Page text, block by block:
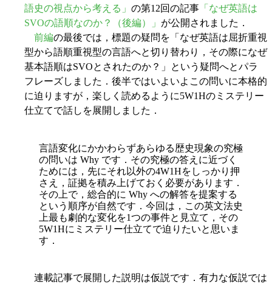
語史の視点から考える」 の第12回の記事 「なぜ英語は
SVOの語順なのか？（後編）」 が公開されました．
前編の最後では，標題の疑問を「なぜ英語は屈折重視
型から語順重視型の言語へと切り替わり，その際になぜ
基本語順はSVOとされたのか？」という疑問へとパラ
フレーズしました．後半ではいよいよこの問いに本格的
に迫りますが，楽しく読めるように5W1Hのミステリー
仕立てで話しを展開しました．
言語変化にかかわらずあらゆる歴史現象の究極
の問いは Why です．その究極の答えに近づく
ためには，先にそれ以外の4W1Hをしっかり押
さえ，証拠を積み上げておく必要があります．
その上で，総合的に Why への解答を提案する
という順序が自然です．今回は，この英文法史
上最も劇的な変化を1つの事件と見立て，その
5W1Hにミステリー仕立てで迫りたいと思いま
す．
連載記事で展開した説明は仮説です．有力な仮説では